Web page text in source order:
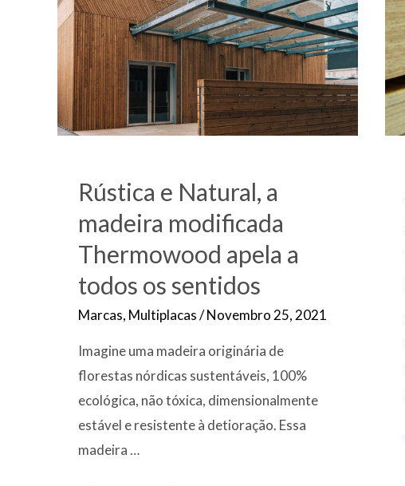
Rústica e Natural, a
madeira modificada
Thermowood apela a
todos os sentidos
Marcas, Multiplacas/Novembro 25, 2021
Imagine uma madeira originária de
florestas nórdicas sustentáveis, 100%
ecológica, não tóxica, dimensionalmente
estável e resistente à detioração. Essa
madeira …